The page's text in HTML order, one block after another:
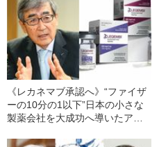
《レカネマブ承認へ》“ファイザ
ーの10分の1以下”日本の小さな
製薬会社を大成功へ導いたアル